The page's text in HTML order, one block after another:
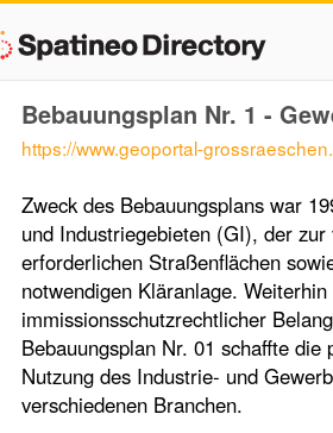
Bebauungsplan Nr. 1 -
https://www.geoportal-
Zweck des Bebauungsplans war
und Industriegebieten (GI), der
erforderlichen Straßenflächen
notwendigen Kläranlage.
immissionsschutzrechtlicher
Bebauungsplan Nr. 01 schaffte
Nutzung des Industrie- und
verschiedenen Branchen.